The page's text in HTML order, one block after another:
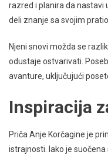
razred i planira da nastavi
deli znanje sa svojim
Njeni snovi možda se
odustaje ostvarivati.
avanture, uključujući
Inspiracija
Priča Anje Korčagine je
istrajnosti. Iako je